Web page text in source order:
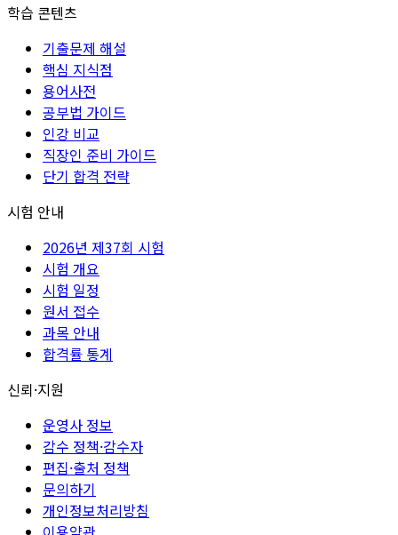
학습 콘텐츠
기출문제 해설
핵심 지식점
용어사전
공부법 가이드
인강 비교
직장인 준비 가이드
단기 합격 전략
시험 안내
2026년 제37회 시험
시험 개요
시험 일정
원서 접수
과목 안내
합격률 통계
신뢰·지원
운영사 정보
감수 정책·감수자
편집·출처 정책
문의하기
개인정보처리방침